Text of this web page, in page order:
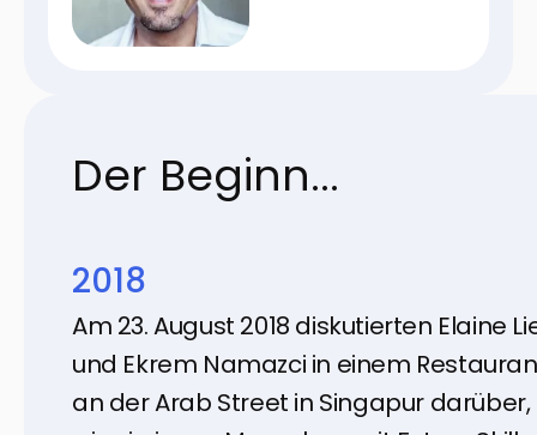
Der Beginn...
2018
Am 23. August 2018 diskutierten Elaine
und Ekrem Namazci in einem
an der Arab Street in Singapur darüber,